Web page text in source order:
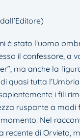
è stato l’uomo
il confessore, a
ma anche la
quasi tutta
i fili
ruspante a
Nel
di Orvieto,